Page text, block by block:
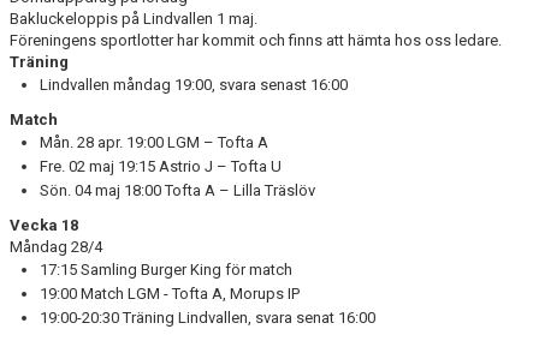
Bakluckeloppis på Lindvallen 1 maj.
Föreningens sportlotter har kommit och finns att hämta hos oss ledare.
Träning
Lindvallen måndag 19:00, svara senast 16:00
Match
Mån. 28 apr. 19:00 LGM – Tofta A
Fre. 02 maj 19:15 Astrio J – Tofta U
Sön. 04 maj 18:00 Tofta A – Lilla Träslöv
Vecka 18
Måndag 28/4
17:15 Samling Burger King för match
19:00 Match LGM - Tofta A, Morups IP
19:00-20:30 Träning Lindvallen, svara senat 16:00